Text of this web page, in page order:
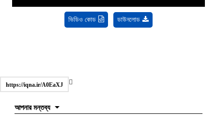
ভিডিও কোড ডাউনলোড
https://iqna.ir/A0EaXJ
আপনার মন্তব্য